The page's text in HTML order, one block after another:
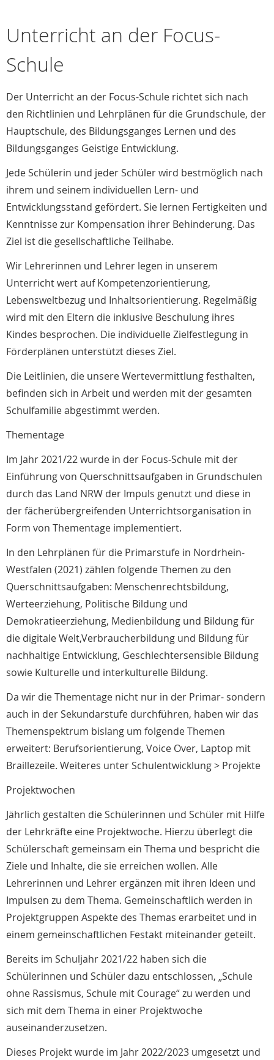
Unterricht an der Focus-
Schule
Der Unterricht an der Focus-Schule richtet sich nach
den Richtlinien und Lehrplänen für die Grundschule, der
Hauptschule, des Bildungsganges Lernen und des
Bildungsganges Geistige Entwicklung.
Jede Schülerin und jeder Schüler wird bestmöglich nach
ihrem und seinem individuellen Lern- und
Entwicklungsstand gefördert. Sie lernen Fertigkeiten und
Kenntnisse zur Kompensation ihrer Behinderung. Das
Ziel ist die gesellschaftliche Teilhabe.
Wir Lehrerinnen und Lehrer legen in unserem
Unterricht wert auf Kompetenzorientierung,
Lebensweltbezug und Inhaltsorientierung. Regelmäßig
wird mit den Eltern die inklusive Beschulung ihres
Kindes besprochen. Die individuelle Zielfestlegung in
Förderplänen unterstützt dieses Ziel.
Die Leitlinien, die unsere Wertevermittlung festhalten,
befinden sich in Arbeit und werden mit der gesamten
Schulfamilie abgestimmt werden.
Thementage
Im Jahr 2021/22 wurde in der Focus-Schule mit der
Einführung von Querschnittsaufgaben in Grundschulen
durch das Land NRW der Impuls genutzt und diese in
der fächerübergreifenden Unterrichtsorganisation in
Form von Thementage implementiert.
In den Lehrplänen für die Primarstufe in Nordrhein-
Westfalen (2021) zählen folgende Themen zu den
Querschnittsaufgaben: Menschenrechtsbildung,
Werteerziehung, Politische Bildung und
Demokratieerziehung, Medienbildung und Bildung für
die digitale Welt,Verbraucherbildung und Bildung für
nachhaltige Entwicklung, Geschlechtersensible Bildung
sowie Kulturelle und interkulturelle Bildung.
Da wir die Thementage nicht nur in der Primar- sondern
auch in der Sekundarstufe durchführen, haben wir das
Themenspektrum bislang um folgende Themen
erweitert: Berufsorientierung, Voice Over, Laptop mit
Braillezeile. Weiteres unter Schulentwicklung > Projekte
Projektwochen
Jährlich gestalten die Schülerinnen und Schüler mit Hilfe
der Lehrkräfte eine Projektwoche. Hierzu überlegt die
Schülerschaft gemeinsam ein Thema und bespricht die
Ziele und Inhalte, die sie erreichen wollen. Alle
Lehrerinnen und Lehrer ergänzen mit ihren Ideen und
Impulsen zu dem Thema. Gemeinschaftlich werden in
Projektgruppen Aspekte des Themas erarbeitet und in
einem gemeinschaftlichen Festakt miteinander geteilt.
Bereits im Schuljahr 2021/22 haben sich die
Schülerinnen und Schüler dazu entschlossen, „Schule
ohne Rassismus, Schule mit Courage“ zu werden und
sich mit dem Thema in einer Projektwoche
auseinanderzusetzen.
Dieses Projekt wurde im Jahr 2022/2023 umgesetzt und